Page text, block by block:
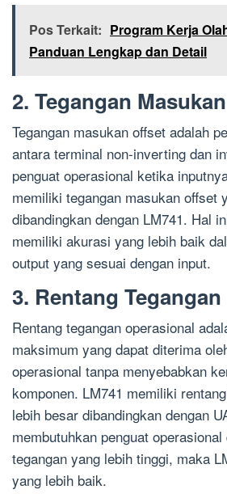
Pos Terkait: Program Kerja
Panduan Lengkap dan Detail
2. Tegangan
Tegangan masukan offset adalah
antara terminal non-inverting dan
penguat operasional ketika
memiliki tegangan masukan offset
dibandingkan dengan LM741. Hal
memiliki akurasi yang lebih baik
output yang sesuai dengan input.
3. Rentang Tegangan
Rentang tegangan operasional
maksimum yang dapat diterima
operasional tanpa menyebabkan
komponen. LM741 memiliki
lebih besar dibandingkan dengan
membutuhkan penguat
tegangan yang lebih tinggi, maka
yang lebih baik.